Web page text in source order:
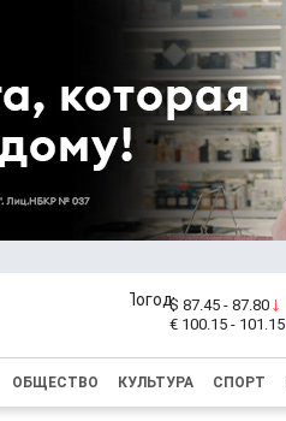
$ 87.45 - 87.80
€ 100.15 - 101.15
ОБЩЕСТВО КУЛЬТУРА СПОРТ